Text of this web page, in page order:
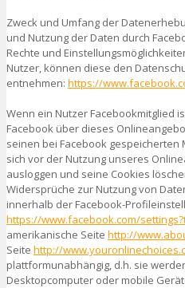
Zweck und Umfang der
und Nutzung der Daten durch
Rechte und
Nutzer, können diese den
entnehmen: https://
Wenn ein Nutzer Facebookmitglied
Facebook über dieses
seinen bei Facebook
sich vor der Nutzung unseres
ausloggen und seine Cookies
Widersprüche zur Nutzung von
innerhalb der Facebook-
https://www.facebook.com/
amerikanische Seite http://
Seite http://
plattformunabhängig, d.h. sie
Desktopcomputer oder mobile